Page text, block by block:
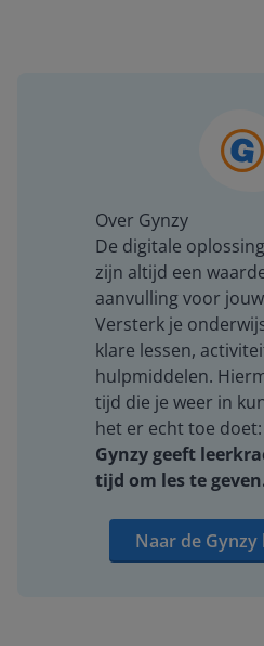
Over Gynzy
De digitale
zijn altijd een
aanvulling voor
Versterk je
klare lessen,
hulpmiddelen.
tijd die je weer in
het er echt toe
Gynzy geeft
tijd om les te
Naar de